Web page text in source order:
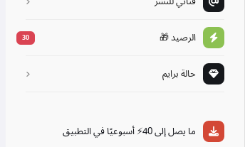
الرصيد 🎁
30
حالة برايم
ما يصل إلى 40⚡ أسبوعيًا في التطبيق